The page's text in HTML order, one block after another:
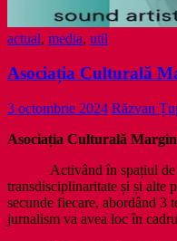
actual, media, util
Asociația Culturală
3 octombrie 2024 Răzvan
Asociația Culturală
Activând în spațiul de
transdisciplinaritate și și alte
secunde fiecare, abordând 3
jurnalism va avea loc în